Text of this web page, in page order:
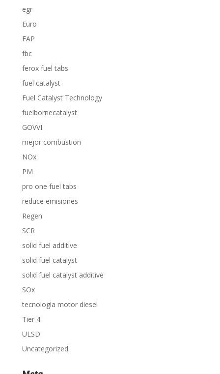
egr
Euro
FAP
fbc
ferox fuel tabs
fuel catalyst
Fuel Catalyst Technology
fuelbornecatalyst
GOVVI
mejor combustion
NOx
PM
pro one fuel tabs
reduce emisiones
Regen
SCR
solid fuel additive
solid fuel catalyst
solid fuel catalyst additive
SOx
tecnologia motor diesel
Tier 4
ULSD
Uncategorized